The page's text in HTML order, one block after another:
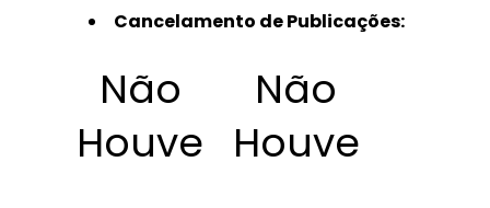
Cancelamento de Publicações:
Não
Houve
Não
Houve